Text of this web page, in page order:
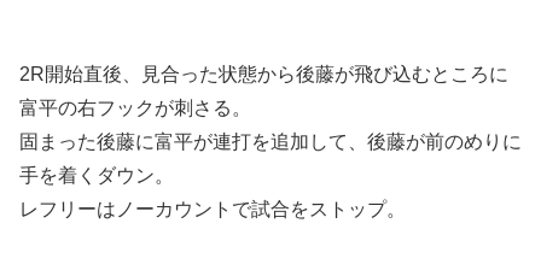
2R開始直後、見合った状態から後藤が飛び込むところに
富平の右フックが刺さる。
固まった後藤に富平が連打を追加して、後藤が前のめりに
手を着くダウン。
レフリーはノーカウントで試合をストップ。